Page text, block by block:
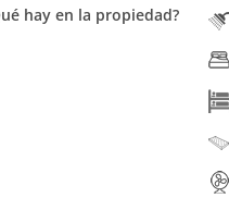
hay en la propiedad?